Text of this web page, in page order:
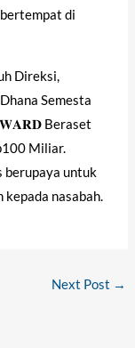
di
Direksi,
Semesta
Beraset
Miliar.
berupaya untuk
nasabah.
Next Post →